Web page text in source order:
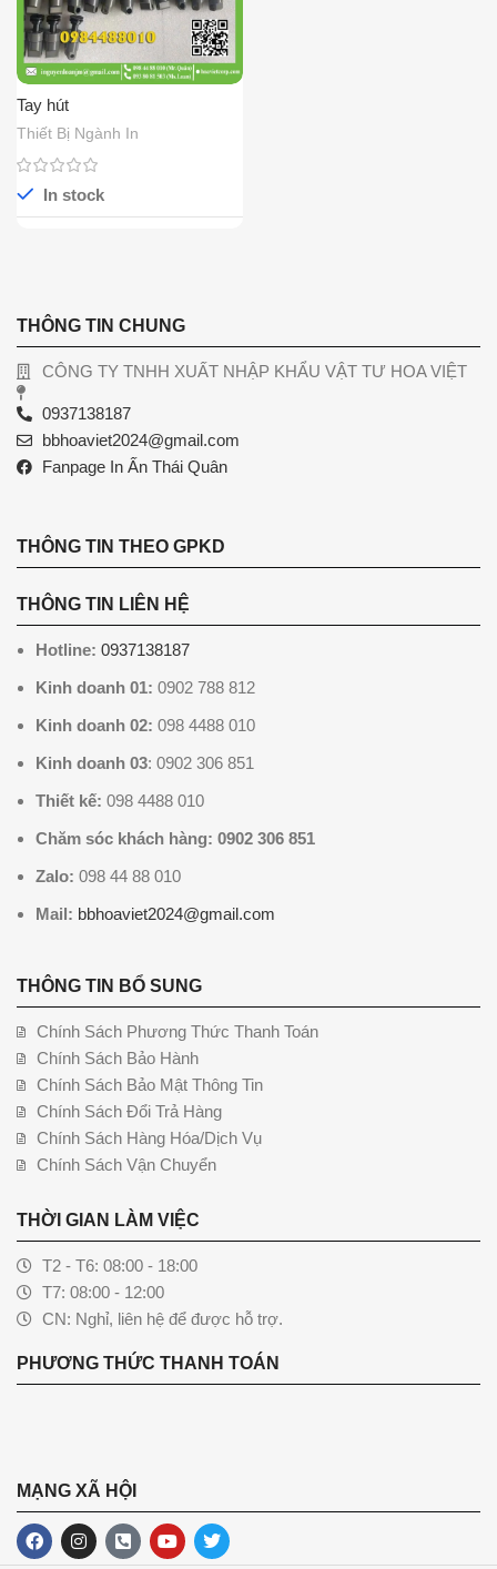
Tay hút
Thiết Bị Ngành In
In stock
THÔNG TIN CHUNG
CÔNG TY TNHH XUẤT NHẬP KHẨU VẬT TƯ HOA VIỆT
0937138187
bbhoaviet2024@gmail.com
Fanpage In Ấn Thái Quân
THÔNG TIN THEO GPKD
THÔNG TIN LIÊN HỆ
Hotline: 0937138187
Kinh doanh 01: 0902 788 812
Kinh doanh 02: 098 4488 010
Kinh doanh 03: 0902 306 851
Thiết kế: 098 4488 010
Chăm sóc khách hàng: 0902 306 851
Zalo: 098 44 88 010
Mail: bbhoaviet2024@gmail.com
THÔNG TIN BỔ SUNG
Chính Sách Phương Thức Thanh Toán
Chính Sách Bảo Hành
Chính Sách Bảo Mật Thông Tin
Chính Sách Đổi Trả Hàng
Chính Sách Hàng Hóa/Dịch Vụ
Chính Sách Vận Chuyển
THỜI GIAN LÀM VIỆC
T2 - T6: 08:00 - 18:00
T7: 08:00 - 12:00
CN: Nghỉ, liên hệ để được hỗ trợ.
PHƯƠNG THỨC THANH TOÁN
MẠNG XÃ HỘI